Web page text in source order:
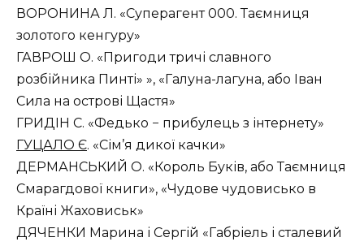
ВОРОНИНА Л. «Суперагент 000. Таємниця
золотого кенгуру»
ГАВРОШ О. «Пригоди тричі славного
розбійника Пинті» », «Галуна-лагуна, або Іван
Сила на острові Щастя»
ГРИДІН С. «Федько − прибулець з інтернету»
ГУЦАЛО Є. «Сім’я дикої качки»
ДЕРМАНСЬКИЙ О. «Король Буків, або Таємниця
Смарагдової книги», «Чудове чудовисько в
Країні Жаховиськ»
ДЯЧЕНКИ Марина і Сергій «Габріель і сталевий